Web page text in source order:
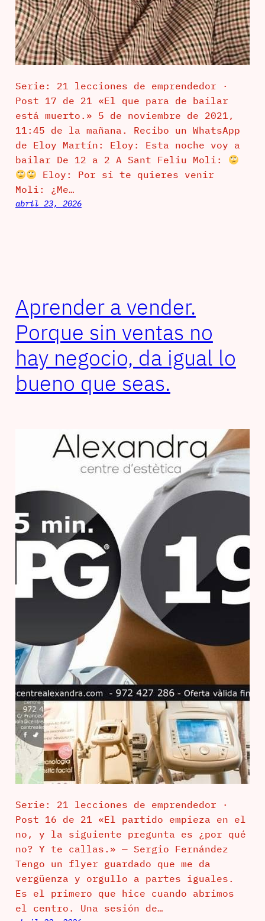
Serie: 21 lecciones de emprendedor ·
Post 17 de 21 «El que para de bailar
está muerto.» 5 de noviembre de 2021,
11:45 de la mañana. Recibo un WhatsApp
de Eloy Martín: Eloy: Esta noche voy a
bailar De 12 a 2 A Sant Feliu Moli:
Eloy: Por si te quieres venir
Moli: ¿Me…
abril 23, 2026
Aprender a vender.
Porque sin ventas no
hay negocio, da igual lo
bueno que seas.
Serie: 21 lecciones de emprendedor ·
Post 16 de 21 «El partido empieza en el
no, y la siguiente pregunta es ¿por qué
no? Y te callas.» — Sergio Fernández
Tengo un flyer guardado que me da
vergüenza y orgullo a partes iguales.
Es el primero que hice cuando abrimos
el centro. Una sesión de…